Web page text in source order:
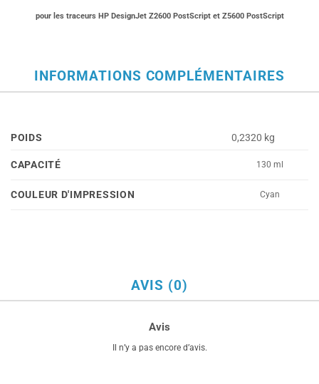
pour les traceurs HP DesignJet Z2600 PostScript et Z5600 PostScript
INFORMATIONS COMPLÉMENTAIRES
POIDS 0,2320 kg
CAPACITÉ 130 ml
COULEUR D'IMPRESSION Cyan
AVIS (0)
Avis
Il n’y a pas encore d’avis.